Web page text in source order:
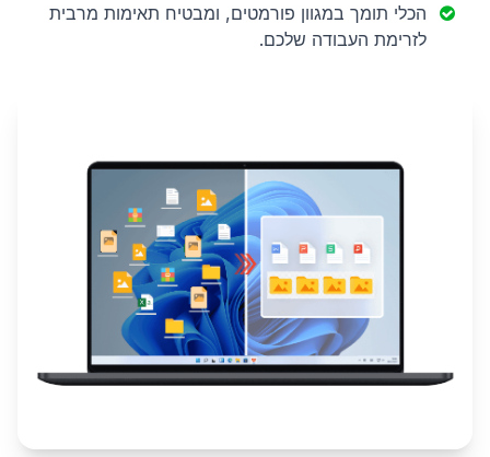
הכלי תומך במגוון פורמטים, ומבטיח תאימות מרבית
לזרימת העבודה שלכם.